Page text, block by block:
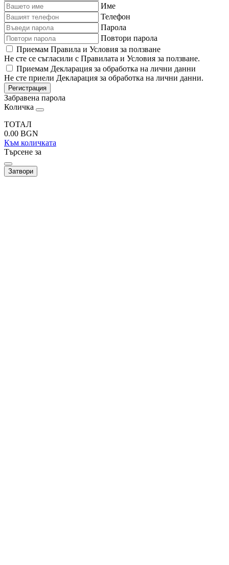
Име
Телефон
Парола
Повтори парола
Приемам Правила и Условия за ползване
Не сте се съгласили с Правилата и Условия за ползване.
Приемам Декларация за обработка на лични данни
Не сте приели Декларация за обработка на лични данни.
Регистрация
Забравена парола
Количка
ТОТАЛ
0.00 BGN
Към количката
Търсене за
Затвори